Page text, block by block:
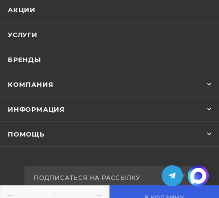
АКЦИИ
УСЛУГИ
БРЕНДЫ
КОМПАНИЯ
ИНФОРМАЦИЯ
ПОМОЩЬ
ПОДПИСАТЬСЯ НА РАССЫЛКУ